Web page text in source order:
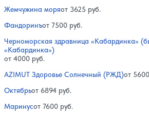
Жемчужина моряот 3625 руб.
Фандоринъот 7500 руб.
Черноморская здравница «Кабардинка»
«Кабардинка»)
от 4000 руб.
AZIMUT Здоровье Солнечный (РЖД)от
Октябрьот 6894 руб.
Маринусот 7600 руб.